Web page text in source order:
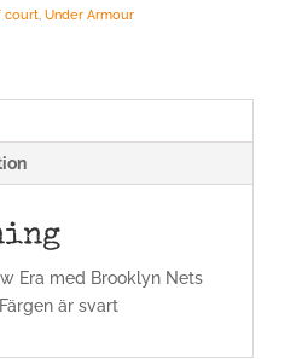
court, Under Armour
Era med Brooklyn Nets
är svart